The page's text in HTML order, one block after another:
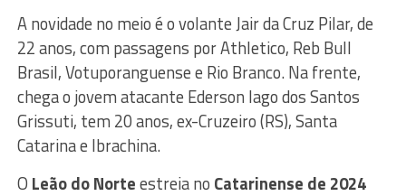
A novidade no meio é o volante Jair da Cruz Pilar, de
22 anos, com passagens por Athletico, Reb Bull
Brasil, Votuporanguense e Rio Branco. Na frente,
chega o jovem atacante Ederson Iago dos Santos
Grissuti, tem 20 anos, ex-Cruzeiro (RS), Santa
Catarina e Ibrachina.
O Leão do Norteestreia no Catarinense de 2024